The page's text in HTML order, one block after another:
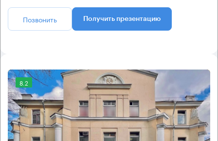
Позвонить Получить презентацию
8.2